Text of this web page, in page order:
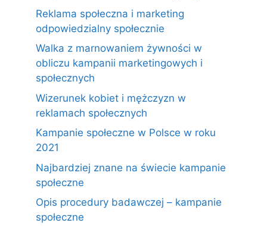
Reklama społeczna i marketing
odpowiedzialny społecznie
Walka z marnowaniem żywności w
obliczu kampanii marketingowych i
społecznych
Wizerunek kobiet i mężczyzn w
reklamach społecznych
Kampanie społeczne w Polsce w roku
2021
Najbardziej znane na świecie kampanie
społeczne
Opis procedury badawczej – kampanie
społeczne